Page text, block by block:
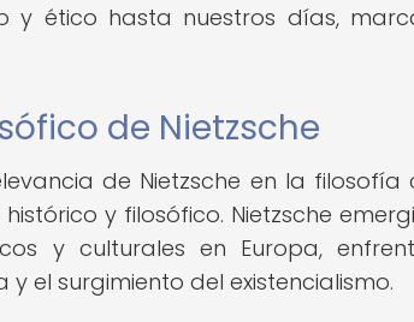
y ético hasta nuestros días,
de Nietzsche
de Nietzsche en la filosofía
y filosófico. Nietzsche
y culturales en Europa,
el surgimiento del existencialismo.